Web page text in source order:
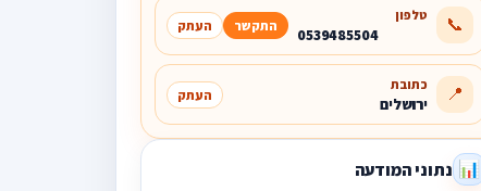
📞 טלפון
0539485504 התקשר העתק
📍 כתובת
ירושלים העתק
📊 נתוני המודעה